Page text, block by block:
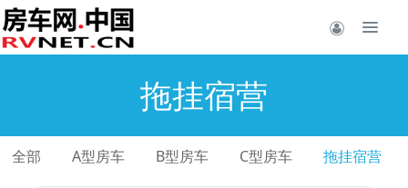
拖挂宿营
全部 A型房车 B型房车 C型房车 拖挂宿营